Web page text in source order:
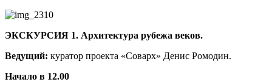
ЭКСКУРСИЯ 1. Архитектура рубежа веков.
Ведущий: куратор проекта «Соварх» Денис Ромодин.
Начало в 12.00